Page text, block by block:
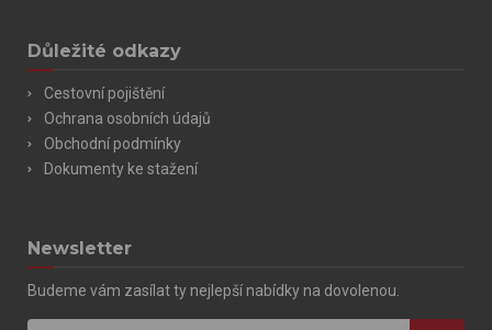
Důležité odkazy
Cestovní pojištění
Ochrana osobních údajů
Obchodní podmínky
Dokumenty ke stažení
Newsletter
Budeme vám zasílat ty nejlepší nabídky na dovolenou.